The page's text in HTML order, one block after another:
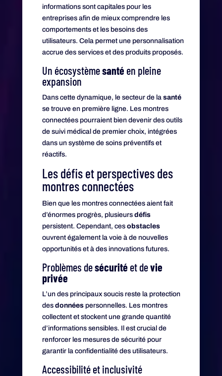
informations sont capitales pour les
entreprises afin de mieux comprendre les
comportements et les besoins des
utilisateurs. Cela permet une personnalisation
accrue des services et des produits proposés.
Un écosystèmesanté en pleine
expansion
Dans cette dynamique, le secteur de la santé
se trouve en première ligne. Les montres
connectées pourraient bien devenir des outils
de suivi médical de premier choix, intégrées
dans un système de soins préventifs et
réactifs.
Les défis et perspectives des
montres connectées
Bien que les montres connectées aient fait
d’énormes progrès, plusieurs défis
persistent. Cependant, ces obstacles
ouvrent également la voie à de nouvelles
opportunités et à des innovations futures.
Problèmes desécurité et devie
privée
L’un des principaux soucis reste la protection
des donnéespersonnelles. Les montres
collectent et stockent une grande quantité
d’informations sensibles. Il est crucial de
renforcer les mesures de sécurité pour
garantir la confidentialité des utilisateurs.
Accessibilité et inclusivité